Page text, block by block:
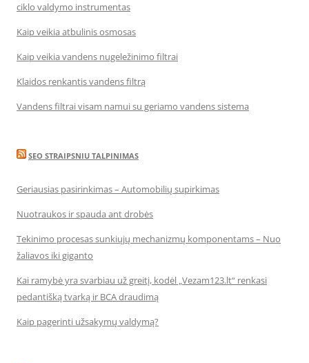
ciklo valdymo instrumentas
Kaip veikia atbulinis osmosas
Kaip veikia vandens nugeležinimo filtrai
Klaidos renkantis vandens filtrą
Vandens filtrai visam namui su geriamo vandens sistema
SEO STRAIPSNIU TALPINIMAS
Geriausias pasirinkimas – Automobilių supirkimas
Nuotraukos ir spauda ant drobės
Tekinimo procesas sunkiųjų mechanizmų komponentams – Nuo
žaliavos iki giganto
Kai ramybė yra svarbiau už greitį, kodėl „Vezam123.lt“ renkasi
pedantišką tvarką ir BCA draudimą
Kaip pagerinti užsakymų valdymą?